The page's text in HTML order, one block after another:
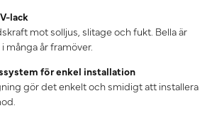
lack
mot solljus, slitage och fukt. Bella är
år framöver.
för enkel installation
gör det enkelt och smidigt att installera